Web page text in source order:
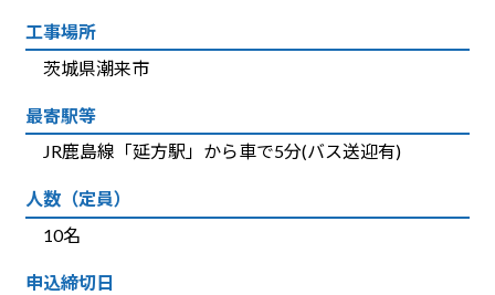
工事場所
茨城県潮来市
最寄駅等
JR鹿島線「延方駅」から車で5分(バス送迎有)
人数（定員）
10名
申込締切日